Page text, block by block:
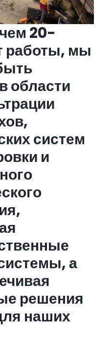
20-
работы, мы
области
систем
и
а
решения
наших